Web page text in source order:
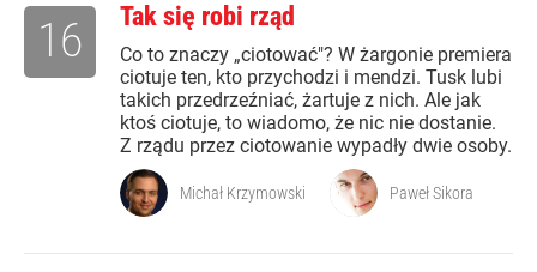
Tak się robi rząd
Co to znaczy „ciotować"? W żargonie premiera
ciotuje ten, kto przychodzi i mendzi. Tusk lubi
takich przedrzeźniać, żartuje z nich. Ale jak
ktoś ciotuje, to wiadomo, że nic nie dostanie.
Z rządu przez ciotowanie wypadły dwie osoby.
16
Michał Krzymowski Paweł Sikora